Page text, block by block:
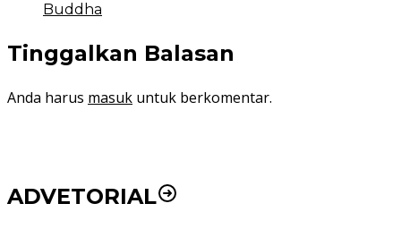
Buddha
Tinggalkan Balasan
Anda harus masuk untuk berkomentar.
ADVETORIAL